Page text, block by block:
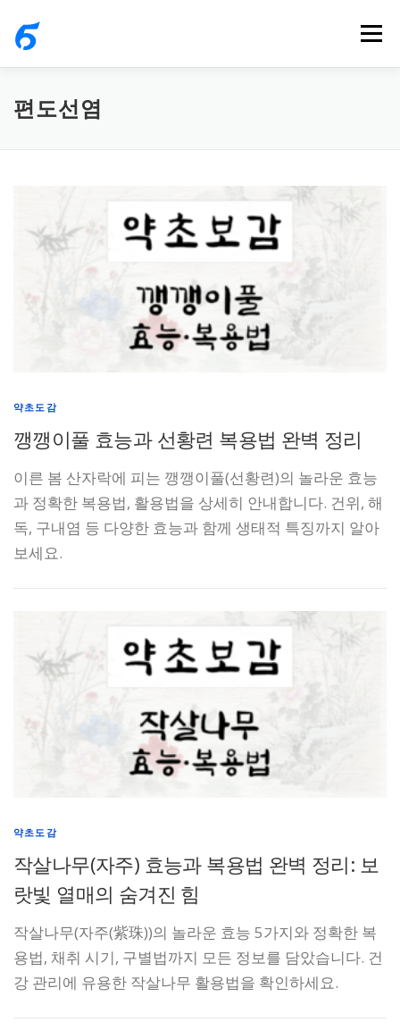
메뉴
편도선염
약초도감
깽깽이풀 효능과 선황련 복용법 완벽 정리
이른 봄 산자락에 피는 깽깽이풀(선황련)의 놀라운 효능
과 정확한 복용법, 활용법을 상세히 안내합니다. 건위, 해
독, 구내염 등 다양한 효능과 함께 생태적 특징까지 알아
보세요.
약초도감
작살나무(자주) 효능과 복용법 완벽 정리: 보
랏빛 열매의 숨겨진 힘
작살나무(자주(紫珠))의 놀라운 효능 5가지와 정확한 복
용법, 채취 시기, 구별법까지 모든 정보를 담았습니다. 건
강 관리에 유용한 작살나무 활용법을 확인하세요.